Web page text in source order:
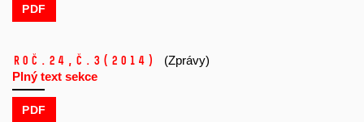
PDF
Roč.24, č.3 (2014)
(Zprávy)
Plný text sekce
PDF